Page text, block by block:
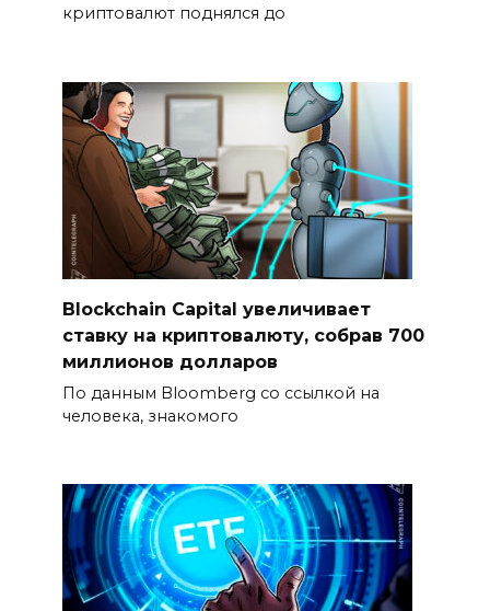
криптовалют поднялся до
Blockchain Capital увеличивает
ставку на криптовалюту, собрав 700
миллионов долларов
По данным Bloomberg со ссылкой на
человека, знакомого